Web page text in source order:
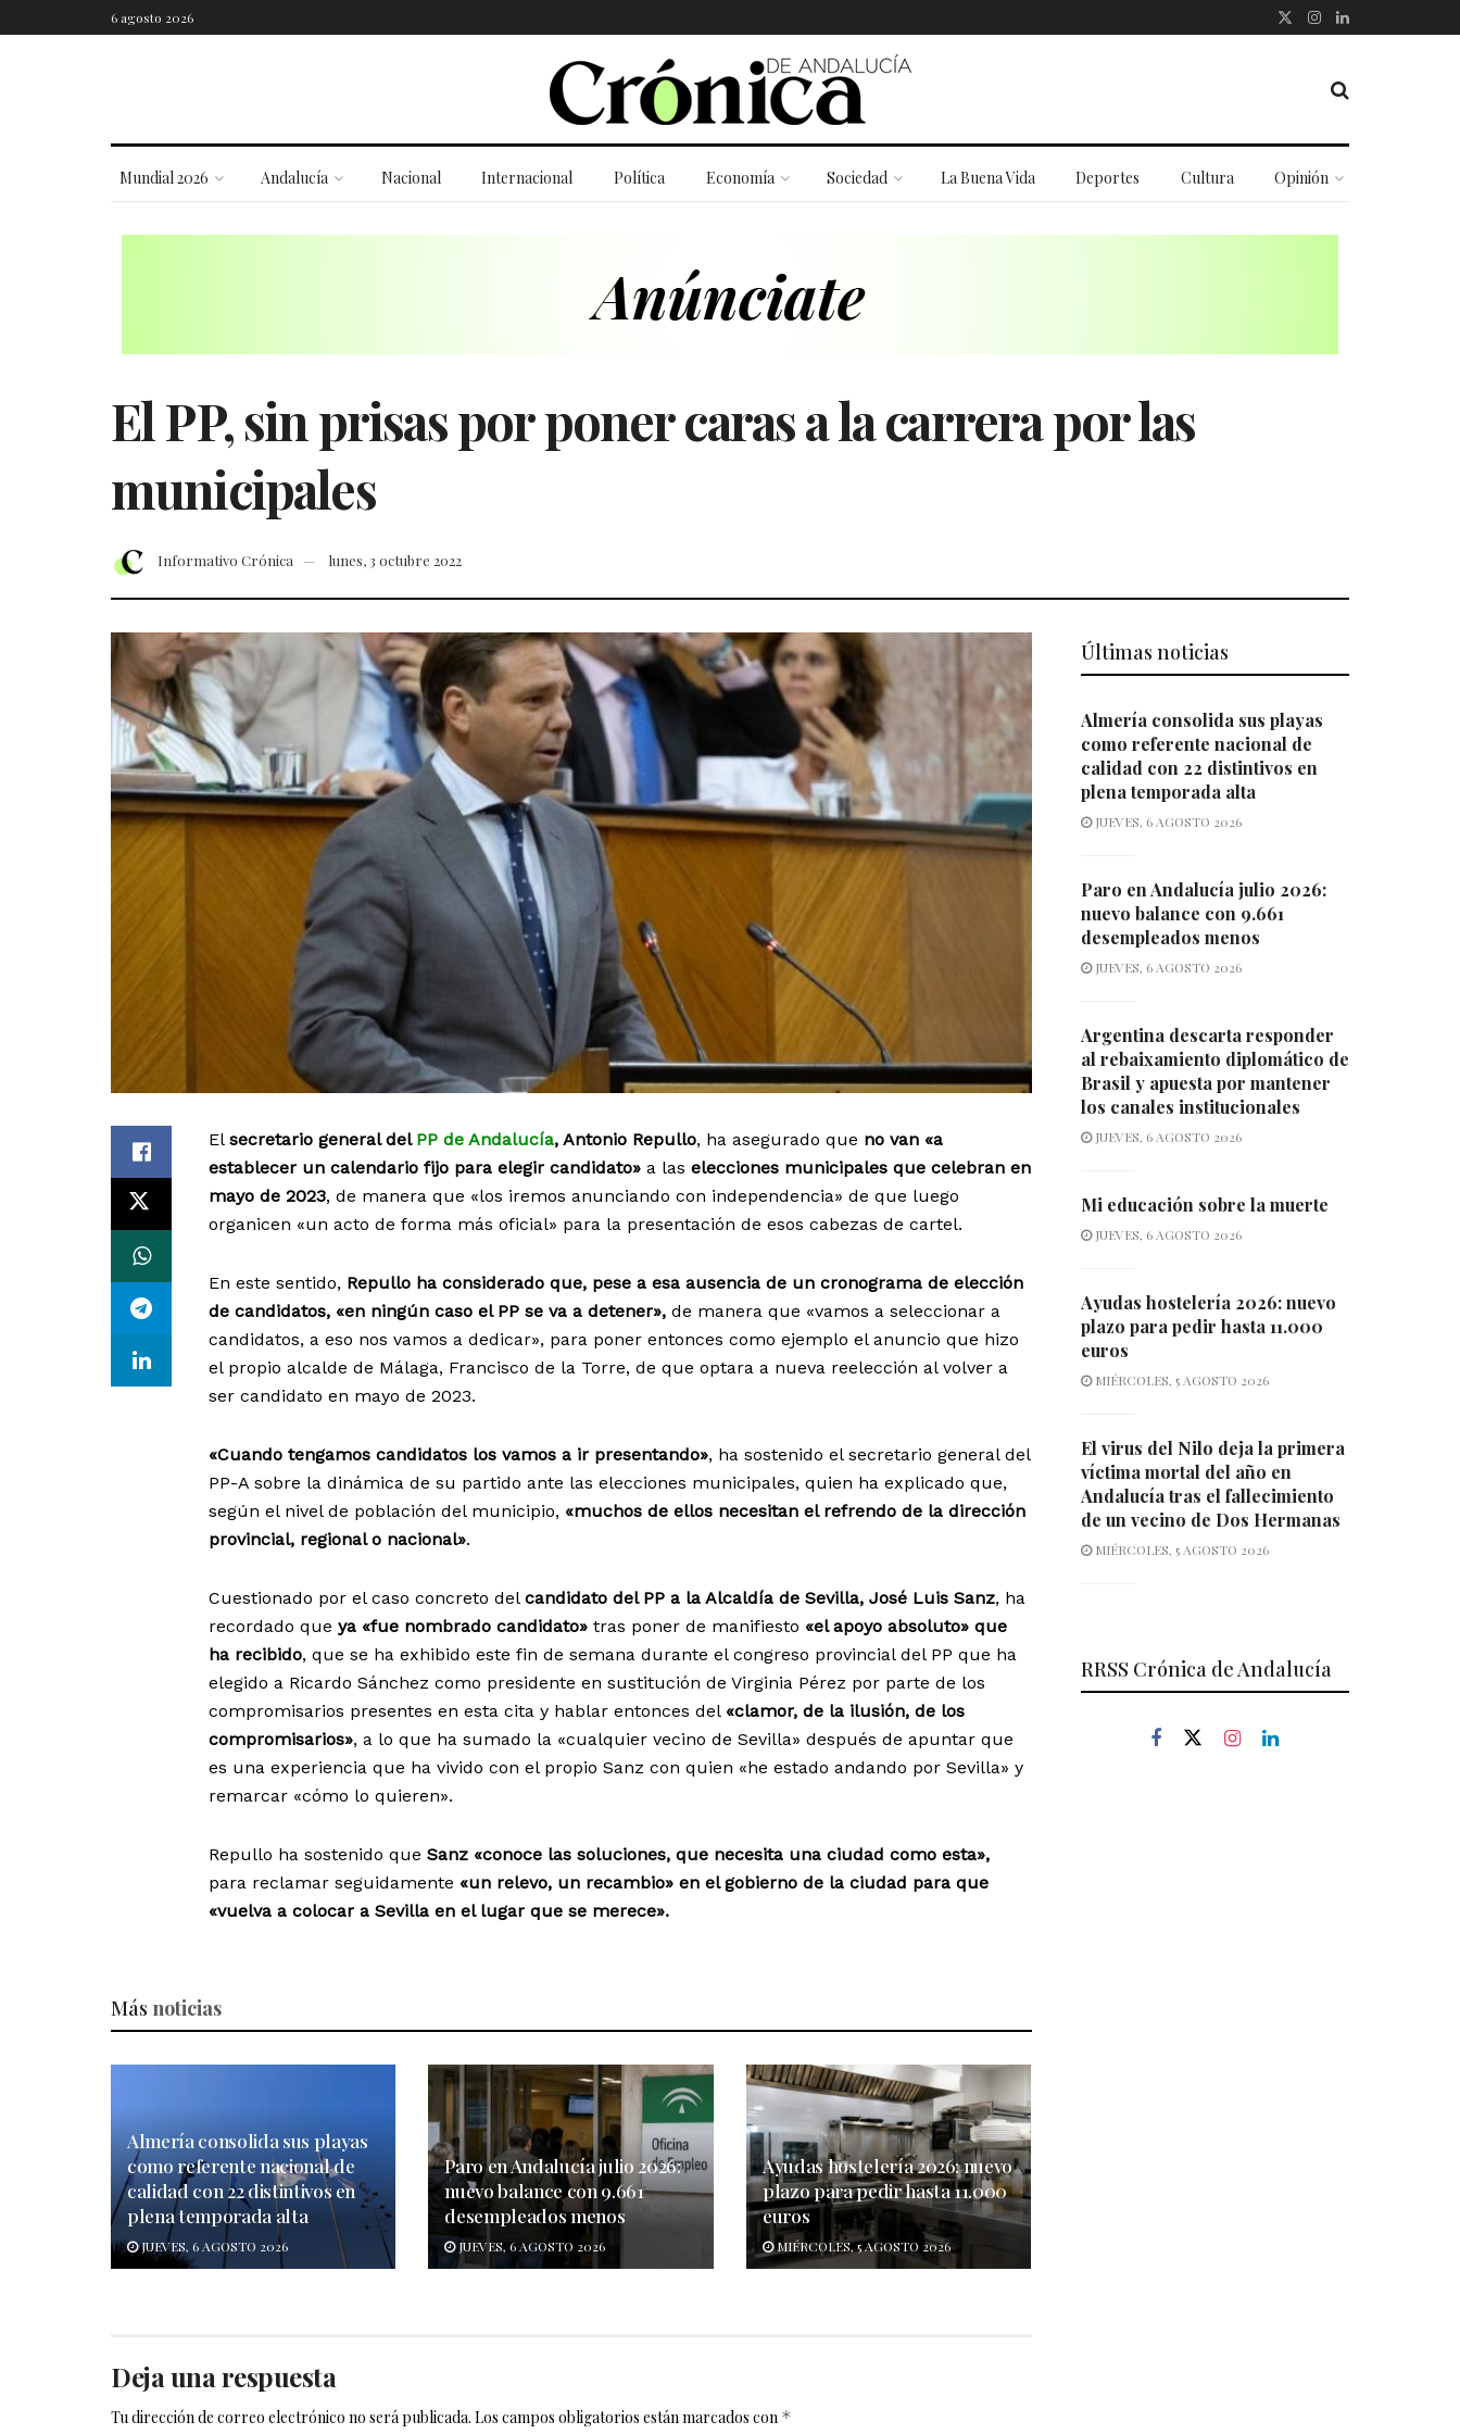
6 agosto 2026
Mundial 2026 Andalucía Nacional Internacional Política Economía Sociedad La Buena Vida Deportes Cultura Opinión
El PP, sin prisas por poner caras a la carrera por las
municipales
Informativo Crónica lunes, 3 octubre 2022
El secretario general del PP de Andalucía, Antonio Repullo, ha asegurado que no van «a
establecer un calendario fijo para elegir candidato» a las elecciones municipales que celebran en
mayo de 2023, de manera que «los iremos anunciando con independencia» de que luego
organicen «un acto de forma más oficial» para la presentación de esos cabezas de cartel.
En este sentido, Repullo ha considerado que, pese a esa ausencia de un cronograma de elección
de candidatos, «en ningún caso el PP se va a detener», de manera que «vamos a seleccionar a
candidatos, a eso nos vamos a dedicar», para poner entonces como ejemplo el anuncio que hizo
el propio alcalde de Málaga, Francisco de la Torre, de que optara a nueva reelección al volver a
ser candidato en mayo de 2023.
«Cuando tengamos candidatos los vamos a ir presentando», ha sostenido el secretario general del
PP-A sobre la dinámica de su partido ante las elecciones municipales, quien ha explicado que,
según el nivel de población del municipio, «muchos de ellos necesitan el refrendo de la dirección
provincial, regional o nacional».
Cuestionado por el caso concreto del candidato del PP a la Alcaldía de Sevilla, José Luis Sanz, ha
recordado que ya «fue nombrado candidato» tras poner de manifiesto «el apoyo absoluto» que
ha recibido, que se ha exhibido este fin de semana durante el congreso provincial del PP que ha
elegido a Ricardo Sánchez como presidente en sustitución de Virginia Pérez por parte de los
compromisarios presentes en esta cita y hablar entonces del «clamor, de la ilusión, de los
compromisarios», a lo que ha sumado la «cualquier vecino de Sevilla» después de apuntar que
es una experiencia que ha vivido con el propio Sanz con quien «he estado andando por Sevilla» y
remarcar «cómo lo quieren».
Repullo ha sostenido que Sanz «conoce las soluciones, que necesita una ciudad como esta»,
para reclamar seguidamente «un relevo, un recambio» en el gobierno de la ciudad para que
«vuelva a colocar a Sevilla en el lugar que se merece».
Más noticias
Almería consolida sus playas
como referente nacional de
calidad con 22 distintivos en
plena temporada alta
JUEVES, 6 AGOSTO 2026
Paro en Andalucía julio 2026:
nuevo balance con 9.661
desempleados menos
JUEVES, 6 AGOSTO 2026
Ayudas hostelería 2026: nuevo
plazo para pedir hasta 11.000
euros
MIÉRCOLES, 5 AGOSTO 2026
Deja una respuesta
Tu dirección de correo electrónico no será publicada. Los campos obligatorios están marcados con *
Últimas noticias
Almería consolida sus playas
como referente nacional de
calidad con 22 distintivos en
plena temporada alta
JUEVES, 6 AGOSTO 2026
Paro en Andalucía julio 2026:
nuevo balance con 9.661
desempleados menos
JUEVES, 6 AGOSTO 2026
Argentina descarta responder
al rebaixamiento diplomático de
Brasil y apuesta por mantener
los canales institucionales
JUEVES, 6 AGOSTO 2026
Mi educación sobre la muerte
JUEVES, 6 AGOSTO 2026
Ayudas hostelería 2026: nuevo
plazo para pedir hasta 11.000
euros
MIÉRCOLES, 5 AGOSTO 2026
El virus del Nilo deja la primera
víctima mortal del año en
Andalucía tras el fallecimiento
de un vecino de Dos Hermanas
MIÉRCOLES, 5 AGOSTO 2026
RRSS Crónica de Andalucía